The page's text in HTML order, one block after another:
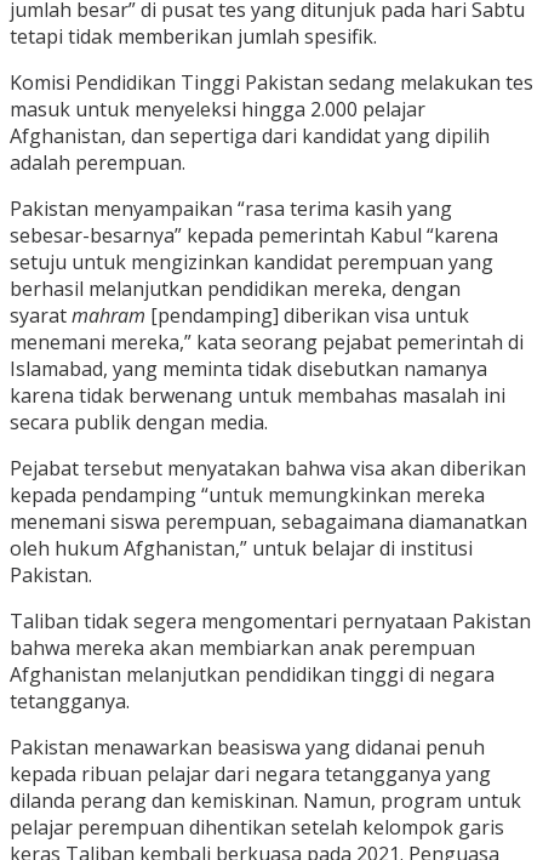
jumlah besar” di pusat tes yang ditunjuk pada hari Sabtu
tetapi tidak memberikan jumlah spesifik.
Komisi Pendidikan Tinggi Pakistan sedang melakukan tes
masuk untuk menyeleksi hingga 2.000 pelajar
Afghanistan, dan sepertiga dari kandidat yang dipilih
adalah perempuan.
Pakistan menyampaikan “rasa terima kasih yang
sebesar-besarnya” kepada pemerintah Kabul “karena
setuju untuk mengizinkan kandidat perempuan yang
berhasil melanjutkan pendidikan mereka, dengan
syaratmahram [pendamping] diberikan visa untuk
menemani mereka,” kata seorang pejabat pemerintah di
Islamabad, yang meminta tidak disebutkan namanya
karena tidak berwenang untuk membahas masalah ini
secara publik dengan media.
Pejabat tersebut menyatakan bahwa visa akan diberikan
kepada pendamping “untuk memungkinkan mereka
menemani siswa perempuan, sebagaimana diamanatkan
oleh hukum Afghanistan,” untuk belajar di institusi
Pakistan.
Taliban tidak segera mengomentari pernyataan Pakistan
bahwa mereka akan membiarkan anak perempuan
Afghanistan melanjutkan pendidikan tinggi di negara
tetangganya.
Pakistan menawarkan beasiswa yang didanai penuh
kepada ribuan pelajar dari negara tetangganya yang
dilanda perang dan kemiskinan. Namun, program untuk
pelajar perempuan dihentikan setelah kelompok garis
keras Taliban kembali berkuasa pada 2021. Penguasa